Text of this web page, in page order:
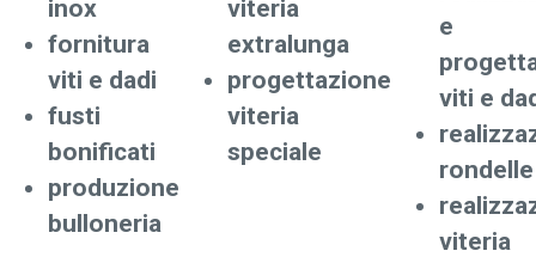
inox
fornitura
viti e dadi
fusti
bonificati
produzione
bulloneria
viteria
extralunga
progettazione
viteria
speciale
e
viti e
rondelle
viteria